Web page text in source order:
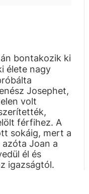
bontakozik ki
élete nagy
Josephet,
volt
férfihez. A
sokáig, mert a
Joan a
él és
igazságtól.